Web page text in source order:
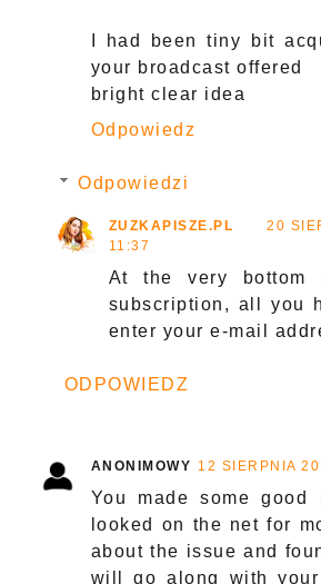
I had been tiny bit
your broadcast offered
bright clear idea
Odpowiedz
Odpowiedzi
ZUZKAPISZE.PL
20
11:37
At the very bottom
subscription, all you
enter your e-mail
ODPOWIEDZ
ANONIMOWY 12 SIERPNIA
You made some good
looked on the net for
about the issue and
will go along with